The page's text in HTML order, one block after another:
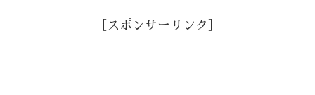
［スポンサーリンク］